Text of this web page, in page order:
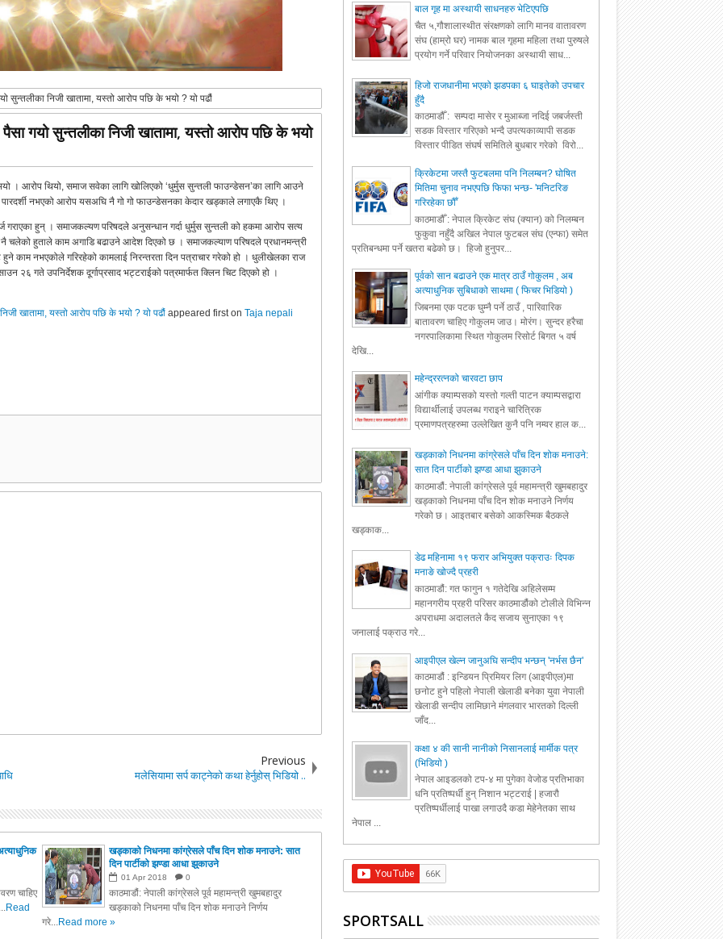
सुन्तलीका निजी खातामा, यस्तो आरोप पछि के भयो ? यो पढौं
गयो सुन्तलीका निजी खातामा, यस्तो आरोप पछि के भयो
। आरोप थियो, समाज सवेका लागि खोलिएको ‘धुर्मुस सुन्तली फाउन्डेसन’का लागि आउने
नभएको आरोप यसअघि नै गो गो फाउन्डेसनका केदार खड्काले लगाएकै थिए ।
गराएका हुन् । समाजकल्यण परिषदले अनुसन्धान गर्दा धुर्मुस सुन्तली को हकमा आरोप सत्य
चलेको हुताले काम अगाडि बढाउने आदेश दिएको छ । समाजकल्याण परिषदले प्रधानमन्त्री
हुने काम नभएकोले गरिरहेको कामलाई निरन्तरता दिन पत्राचार गरेको हो । धुलीखेलका राज
२६ गते उपनिर्देशक दूर्गाप्रसाद भट्टराईको पत्रमार्फत क्लिन चिट दिएको हो ।
खातामा, यस्तो आरोप पछि के भयो ? यो पढौं appeared first onTaja nepali
Previous
मलेसियामा सर्प काट्नेको कथा हेर्नुहोस् भिडियो ..
चाहिए
Read
खड्काको निधनमा कांग्रेसले पाँच दिन शोक मनाउने: सात
दिन पार्टीको झण्डा आधा झुकाउने
01 Apr 2018 0
काठमाडौं: नेपाली कांग्रेसले पूर्व महामन्त्री खुमबहादुर
खड्काको निधनमा पाँच दिन शोक मनाउने निर्णय
गरे...Read more »
बाल गृह मा अस्थायी साधनहरु भेटिएपछि
चैत ५,गौशालास्थीत संरक्षणको लागि मानव वातावरण
संघ (हाम्रो घर) नामक बाल गृहमा महिला तथा पुरुषले
प्रयोग गर्ने परिवार नियोजनका अस्थायी साध...
हिजो राजधानीमा भएको झडपका ६ घाइतेको उपचार
हुँदै
काठमाडौँ : सम्पदा मासेर र मुआब्जा नदिई जबर्जस्ती
सडक विस्तार गरिएको भन्दै उपत्यकाव्यापी सडक
विस्तार पीडित संघर्ष समितिले बुधबार गरेको विरो...
क्रिकेटमा जस्तै फुटबलमा पनि निलम्बन? घोषित
मितिमा चुनाव नभएपछि फिफा भन्छ- 'मनिटरिङ
गरिरहेका छौँ'
काठमाडौँ : नेपाल क्रिकेट संघ (क्यान) को निलम्बन
फुकुवा नहुँदै अखिल नेपाल फुटबल संघ (एन्फा) समेत
प्रतिबन्धमा पर्ने खतरा बढेको छ। हिजो हुनुपर...
पूर्वको सान बढाउने एक मात्र ठाउँ गोकुलम , अब
अत्याधुनिक सुबिधाको साथमा ( फिचर भिडियो )
जिबनमा एक पटक घुम्नै पर्ने ठाउँ , पारिवारिक
बातावरण चाहिए गोकुलम जाउ। मोरंग। सुन्दर हरैचा
नगरपालिकामा स्थित गोकुलम रिसोर्ट बिगत ५ वर्ष
देखि...
महेन्द्ररत्नको चारवटा छाप
आंगीक क्याम्पसको यस्तो गल्ती पाटन क्याम्पसद्वारा
विद्यार्थीलाई उपलब्ध गराइने चारित्रिक
प्रमाणपत्रहरुमा उल्लेखित कुनै पनि नम्वर हाल क...
खड्काको निधनमा कांग्रेसले पाँच दिन शोक मनाउने:
सात दिन पार्टीको झण्डा आधा झुकाउने
काठमाडौं: नेपाली कांग्रेसले पूर्व महामन्त्री खुमबहादुर
खड्काको निधनमा पाँच दिन शोक मनाउने निर्णय
गरेको छ। आइतबार बसेको आकस्मिक बैठकले
खड्काक...
डेढ महिनामा १९ फरार अभियुक्त पक्राउः दिपक
मनाङे खोज्दै प्रहरी
काठमाडौं: गत फागुन १ गतेदेखि अहिलेसम्म
महानगरीय प्रहरी परिसर काठमाडौंको टोलीले विभिन्न
अपराधमा अदालतले कैद सजाय सुनाएका १९
जनालाई पक्राउ गरे...
आइपीएल खेल्न जानुअघि सन्दीप भन्छन् 'नर्भस छैन'
काठमाडौं : इन्डियन प्रिमियर लिग (आइपीएल)मा
छनोट हुने पहिलो नेपाली खेलाडी बनेका युवा नेपाली
खेलाडी सन्दीप लामिछाने मंगलवार भारतको दिल्ली
जाँद...
कक्षा ४ की सानी नानीको निसानलाई मार्मीक पत्र
(भिडियो )
नेपाल आइडलको टप-४ मा पुगेका वेजोड प्रतिभाका
धनि प्रतिष्पर्धी हुन् निशान भट्टराई | हजारौ
प्रतिष्पर्धीलाई पाखा लगाउदै कडा मेहेनेतका साथ
नेपाल ...
SPORTSALL